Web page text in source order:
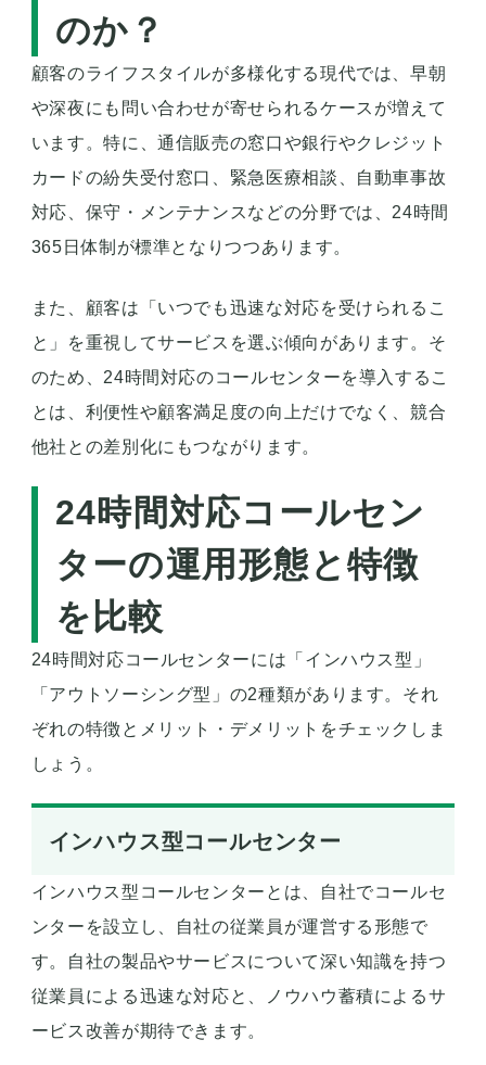
のか？
顧客のライフスタイルが多様化する現代では、早朝
や深夜にも問い合わせが寄せられるケースが増えて
います。特に、通信販売の窓口や銀行やクレジット
カードの紛失受付窓口、緊急医療相談、自動車事故
対応、保守・メンテナンスなどの分野では、24時間
365日体制が標準となりつつあります。
また、顧客は「いつでも迅速な対応を受けられるこ
と」を重視してサービスを選ぶ傾向があります。そ
のため、24時間対応のコールセンターを導入するこ
とは、利便性や顧客満足度の向上だけでなく、競合
他社との差別化にもつながります。
24時間対応コールセン
ターの運用形態と特徴
を比較
24時間対応コールセンターには「インハウス型」
「アウトソーシング型」の2種類があります。それ
ぞれの特徴とメリット・デメリットをチェックしま
しょう。
インハウス型コールセンター
インハウス型コールセンターとは、自社でコールセ
ンターを設立し、自社の従業員が運営する形態で
す。自社の製品やサービスについて深い知識を持つ
従業員による迅速な対応と、ノウハウ蓄積によるサ
ービス改善が期待できます。